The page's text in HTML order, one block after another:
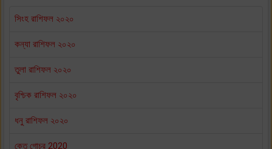
সিংহ রাশিফল ২০২০
কন্যা রাশিফল ২০২০
তুলা রাশিফল ২০২০
বৃশ্চিক রাশিফল ২০২০
ধনু রাশিফল ২০২০
কেতু গোচর 2020